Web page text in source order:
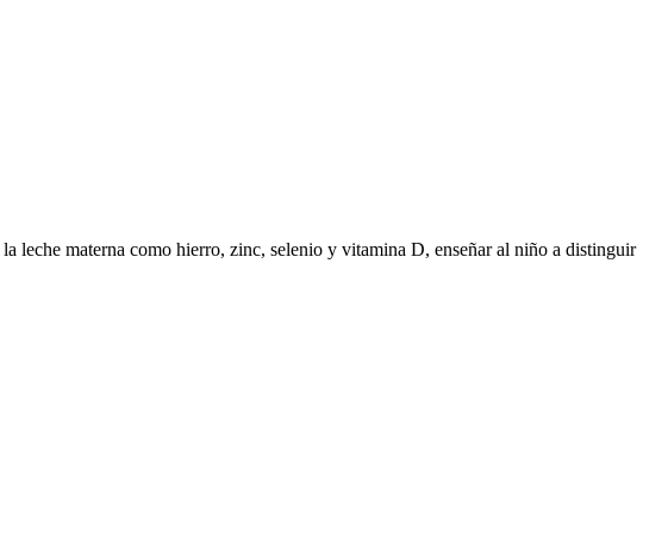
leche materna como hierro, zinc, selenio y vitamina D, enseñar al niño a distinguir